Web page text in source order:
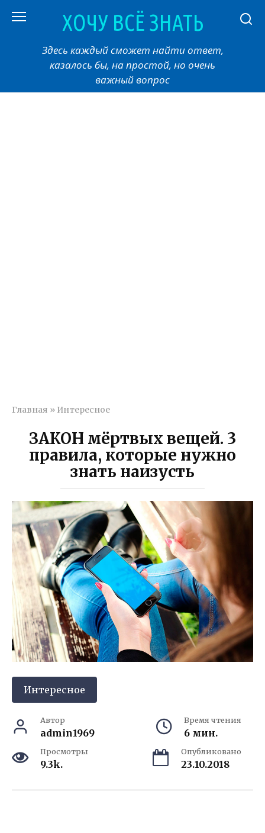
ХОЧУ ВСЁ ЗНАТЬ
Здесь каждый сможет найти ответ,
казалось бы, на простой, но очень
важный вопрос
Главная » Интересное
ЗАКОН мёртвых вещей. 3
правила, которые нужно
знать наизусть
Интересное
Автор
admin1969
Время чтения
6 мин.
Просмотры
9.3k.
Опубликовано
23.10.2018